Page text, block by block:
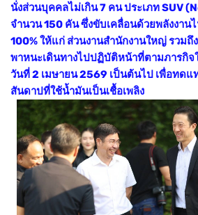
นั่งส่วนบุคคลไม่เกิน 7 คน ประเภท SUV
จำนวน 150 คัน ซึ่งขับเคลื่อนด้วยพลังงาน
100% ให้แก่ ส่วนงานสำนักงานใหญ่ รวมถึ
พาหนะเดินทางไปปฏิบัติหน้าที่ตามภารกิ
วันที่ 2 เมษายน 2569 เป็นต้นไป เพื่อทดแ
สันดาปที่ใช้น้ำมันเป็นเชื้อเพลิง